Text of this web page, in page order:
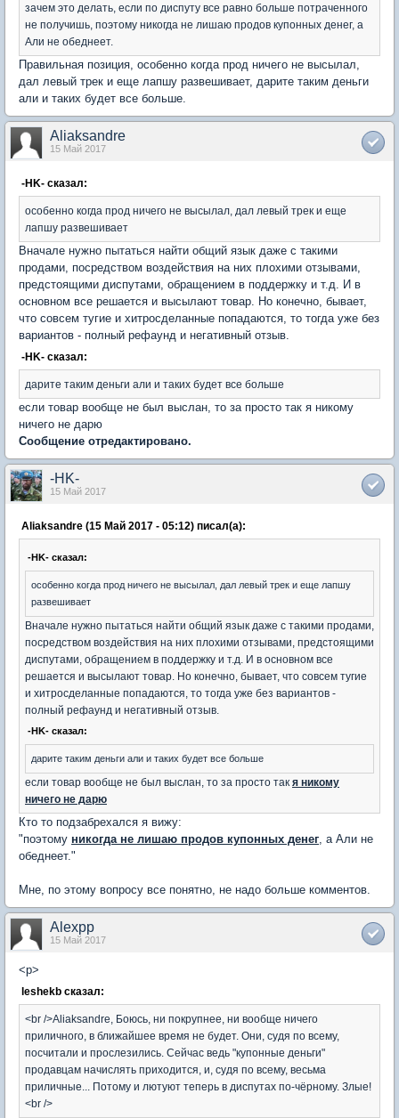
зачем это делать, если по диспуту все равно больше потраченного
не получишь, поэтому никогда не лишаю продов купонных денег, а
Али не обеднеет.
Правильная позиция, особенно когда прод ничего не высылал,
дал левый трек и еще лапшу развешивает, дарите таким деньги
али и таких будет все больше.
Aliaksandre
15 Май 2017
-HK- сказал:
особенно когда прод ничего не высылал, дал левый трек и еще
лапшу развешивает
Вначале нужно пытаться найти общий язык даже с такими
продами, посредством воздействия на них плохими отзывами,
предстоящими диспутами, обращением в поддержку и т.д. И в
основном все решается и высылают товар. Но конечно, бывает,
что совсем тугие и хитросделанные попадаются, то тогда уже без
вариантов - полный рефаунд и негативный отзыв.
-HK- сказал:
дарите таким деньги али и таких будет все больше
если товар вообще не был выслан, то за просто так я никому
ничего не дарю
Сообщение отредактировано.
-HK-
15 Май 2017
Aliaksandre (15 Май 2017 - 05:12) писал(а):
-HK- сказал:
особенно когда прод ничего не высылал, дал левый трек и еще лапшу
развешивает
Вначале нужно пытаться найти общий язык даже с такими продами,
посредством воздействия на них плохими отзывами, предстоящими
диспутами, обращением в поддержку и т.д. И в основном все
решается и высылают товар. Но конечно, бывает, что совсем тугие
и хитросделанные попадаются, то тогда уже без вариантов -
полный рефаунд и негативный отзыв.
-HK- сказал:
дарите таким деньги али и таких будет все больше
если товар вообще не был выслан, то за просто так я никому
ничего не дарю
Кто то подзабрехался я вижу:
"поэтому никогда не лишаю продов купонных денег , а Али не
обеднеет."
Мне, по этому вопросу все понятно, не надо больше комментов.
Alexpp
15 Май 2017
<p>
leshekb сказал:
<br />Aliaksandre, Боюсь, ни покрупнее, ни вообще ничего
приличного, в ближайшее время не будет. Они, судя по всему,
посчитали и прослезились. Сейчас ведь "купонные деньги"
продавцам начислять приходится, и, судя по всему, весьма
приличные... Потому и лютуют теперь в диспутах по-чёрному. Злые!
<br />